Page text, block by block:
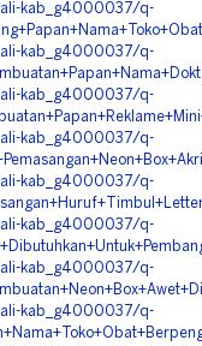
kab_g4000037/q-
kab_g4000037/q-
kab_g4000037/q-
kab_g4000037/q-
kab_g4000037/q-
kab_g4000037/q-
kab_g4000037/q-
kab_g4000037/q-